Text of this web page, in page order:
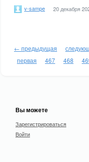
v-sampe 20 декабря
← предыдущая
первая
467 468
Вы можете
Зарегистрироваться
Войти